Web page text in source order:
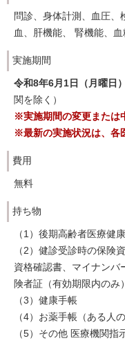
問診、身体計測、血圧、
血、肝機能、 腎機能、
実施期間
令和8年6月1日（月曜日
関を除く）
※実施期間の変更または
※最新の実施状況は、各
費用
無料
持ち物
（1）後期高齢者医療健
（2）健診受診時の保険
資格確認書、マイナンバ
険者証（有効期限内のみ
（3）健康手帳
（4）お薬手帳（ある人の
（5）その他 医療機関指